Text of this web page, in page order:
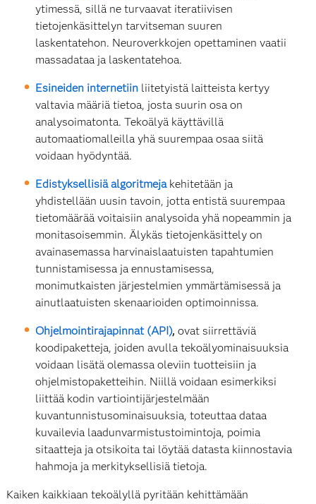
ytimessä, sillä ne turvaavat iteratiivisen
tietojenkäsittelyn tarvitseman suuren
laskentatehon. Neuroverkkojen opettaminen vaatii
massadataa ja laskentatehoa.
Esineiden internetiin liitetyistä laitteista kertyy
valtavia määriä tietoa, josta suurin osa on
analysoimatonta. Tekoälyä käyttävillä
automaatiomalleilla yhä suurempaa osaa siitä
voidaan hyödyntää.
Edistyksellisiä algoritmeja kehitetään ja
yhdistellään uusin tavoin, jotta entistä suurempaa
tietomäärää voitaisiin analysoida yhä nopeammin ja
monitasoisemmin. Älykäs tietojenkäsittely on
avainasemassa harvinaislaatuisten tapahtumien
tunnistamisessa ja ennustamisessa,
monimutkaisten järjestelmien ymmärtämisessä ja
ainutlaatuisten skenaarioiden optimoinnissa.
Ohjelmointirajapinnat (API),ovat siirrettäviä
koodipaketteja, joiden avulla tekoälyominaisuuksia
voidaan lisätä olemassa oleviin tuotteisiin ja
ohjelmistopaketteihin. Niillä voidaan esimerkiksi
liittää kodin vartiointijärjestelmään
kuvantunnistusominaisuuksia, toteuttaa dataa
kuvailevia laadunvarmistustoimintoja, poimia
sitaatteja ja otsikoita tai löytää datasta kiinnostavia
hahmoja ja merkityksellisiä tietoja.
Kaiken kaikkiaan tekoälyllä pyritään kehittämään